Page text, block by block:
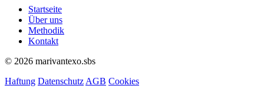
Startseite
Über uns
Methodik
Kontakt
© 2026 marivantexo.sbs
Haftung Datenschutz AGB Cookies